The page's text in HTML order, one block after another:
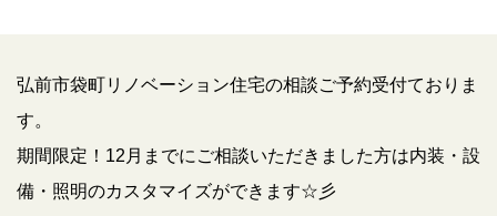
弘前市袋町リノベーション住宅の相談ご予約受付ておりま
す。
期間限定！12月までにご相談いただきました方は内装・設
備・照明のカスタマイズができます☆彡